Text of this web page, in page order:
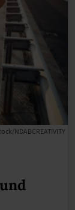
NDABCREATIVITY